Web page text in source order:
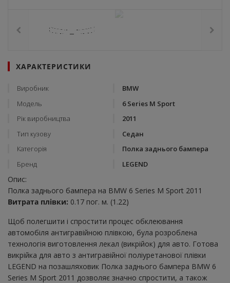
ХАРАКТЕРИСТИКИ
Виробник
BMW
Модель
6 Series M Sport
Рік виробництва
2011
Тип кузову
Седан
Категорія
Полка заднього бампера
Бренд
LEGEND
Опис:
Полка заднього бампера на BMW 6 Series M Sport 2011
Витрата плівки: 0.17 пог. м. (1.22)
Щоб полегшити і спростити процес обклеювання
автомобіля антигравійною плівкою, була розроблена
технологія виготовлення лекал (викрійок) для авто. Готова
викрійка для авто з антигравійної поліуретанової плівки
LEGEND на позашляховик Полка заднього бампера BMW 6
Series M Sport 2011 дозволяє значно спростити, а також